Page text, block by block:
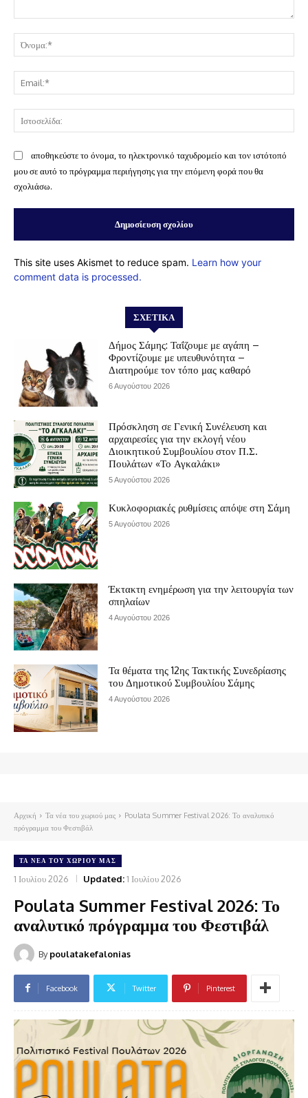
αποθηκεύστε το όνομα, το ηλεκτρονικό ταχυδρομείο και τον ιστότοπό
μου σε αυτό το πρόγραμμα περιήγησης για την επόμενη φορά που θα
σχολιάσω.
This site uses Akismet to reduce spam. Learn how your
comment data is processed.
ΣΧΕΤΙΚΆ
Δήμος Σάμης: Ταΐζουμε με αγάπη –
Φροντίζουμε με υπευθυνότητα –
Διατηρούμε τον τόπο μας καθαρό
6 Αυγούστου 2026
Πρόσκληση σε Γενική Συνέλευση και
αρχαιρεσίες για την εκλογή νέου
Διοικητικού Συμβουλίου στον Π.Σ.
Πουλάτων «Το Αγκαλάκι»
5 Αυγούστου 2026
Κυκλοφοριακές ρυθμίσεις απόψε στη Σάμη
5 Αυγούστου 2026
Έκτακτη ενημέρωση για την λειτουργία των
σπηλαίων
4 Αυγούστου 2026
Τα θέματα της 12ης Τακτικής Συνεδρίασης
του Δημοτικού Συμβουλίου Σάμης
4 Αυγούστου 2026